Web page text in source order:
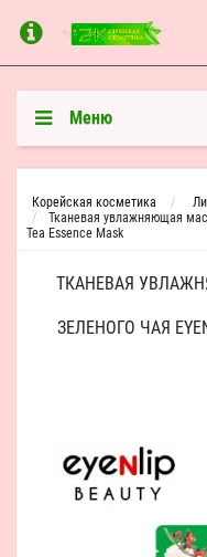
Меню
Корейская косметика
Тканевая увлажняющая
Tea Essence Mask
ТКАНЕВАЯ
ЗЕЛЕНОГО ЧАЯ